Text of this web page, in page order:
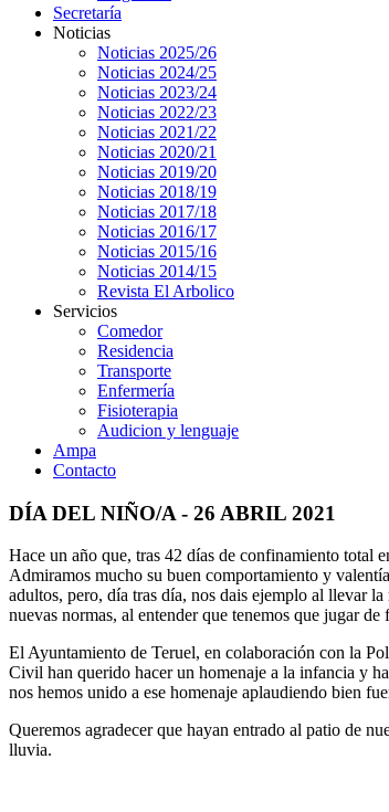
Secretaría
Noticias
Noticias 2025/26
Noticias 2024/25
Noticias 2023/24
Noticias 2022/23
Noticias 2021/22
Noticias 2020/21
Noticias 2019/20
Noticias 2018/19
Noticias 2017/18
Noticias 2016/17
Noticias 2015/16
Noticias 2014/15
Revista El Arbolico
Servicios
Comedor
Residencia
Transporte
Enfermería
Fisioterapia
Audicion y lenguaje
Ampa
Contacto
DÍA DEL NIÑO/A - 26 ABRIL 2021
Hace un año que, tras 42 días de confinamiento total
Admiramos mucho su buen comportamiento y
adultos, pero, día tras día, nos dais ejemplo al llevar
nuevas normas, al entender que tenemos que jugar de
El Ayuntamiento de Teruel, en colaboración con la
Civil han querido hacer un homenaje a la infancia y
nos hemos unido a ese homenaje aplaudiendo bien
Queremos agradecer que hayan entrado al patio de
lluvia.